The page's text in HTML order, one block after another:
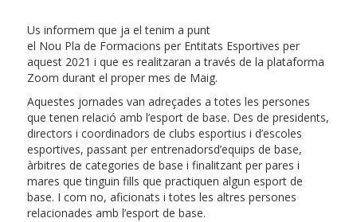
Us informem que ja el tenim a punt
el Nou Pla de Formacions per Entitats Esportives per
aquest 2021 i que es realitzaran a través de la plataforma
Zoom durant el proper mes de Maig.
Aquestes jornades van adreçades a totes les persones
que tenen relació amb l’esport de base. Des de presidents,
directors i coordinadors de clubs esportius i d’escoles
esportives, passant per entrenadorsd’equips de base,
àrbitres de categories de base i finalitzant per pares i
mares que tinguin fills que practiquen algun esport de
base. I com no, aficionats i totes les altres persones
relacionades amb l’esport de base.